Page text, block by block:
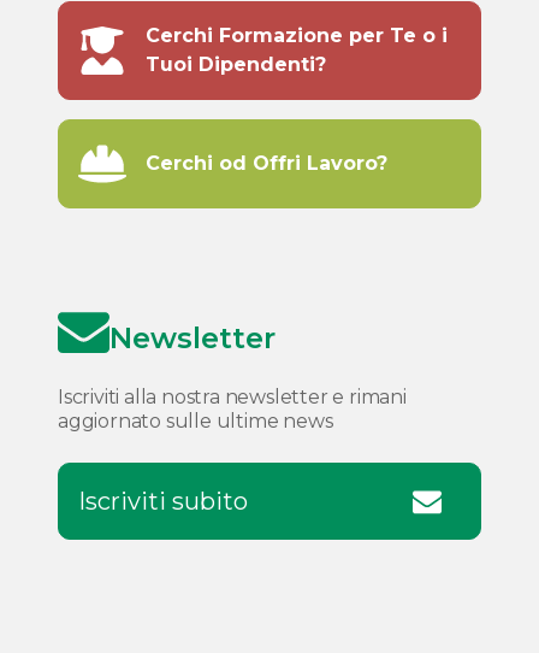
Cerchi Formazione per Te o i
Tuoi Dipendenti?
Cerchi od Offri Lavoro?
Newsletter
Iscriviti alla nostra newsletter e rimani
aggiornato sulle ultime news
Iscriviti subito